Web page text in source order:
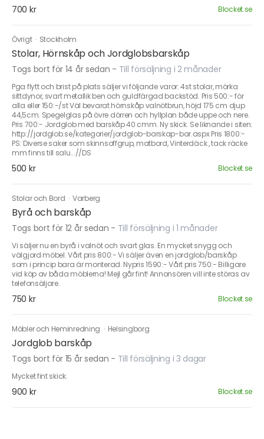
700 kr Blocket.se
Övrigt · Stockholm
Stolar, Hörnskåp och Jordglobsbarskåp
Togs bort för 14 år sedan - Till försäljning i 2 månader
Pga flytt och brist på plats säljer vi följande varor: 4st stolar, mörka
sittdynor, svart metallik ben och guldfärgad backstöd. Pris 500:- för
alla eller 150:-/st Väl bevarat hörnskåp valnötbrun, höjd 175 cm djup
44,5cm. Spegelglas på övre dörren och hyllplan både uppe och nere.
Pris 700:- Jordglob med barskåp 40 cmm. Ny skick. Se liknande i siten:
http://jordglob.se/kategorier/jordglob-barskap-bar.aspx Pris 1800:-
PS: Diverse saker som skinnsoffgrup, matbord, Vinterdäck , tack räcke
mm finns till salu...//DS
500 kr Blocket.se
Stolar och Bord ·Varberg
Byrå och barskåp
Togs bort för 12 år sedan - Till försäljning i 1 månader
Vi säljer nu en byrå i valnöt och svart glas. En mycket snygg och
välgjord möbel. Vårt pris 800:- Vi säljer även en jordglob/barskåp
som i princip bara är monterad. Nypris 1590:- Vårt pris 750:- Billigare
vid köp av båda möblerna! Mejl går fint! Annonsören vill inte störas av
telefonsäljare.
750 kr Blocket.se
Möbler och Heminredning · Helsingborg
Jordglob barskåp
Togs bort för 15 år sedan - Till försäljning i 3 dagar
Mycket fint skick.
900 kr Blocket.se